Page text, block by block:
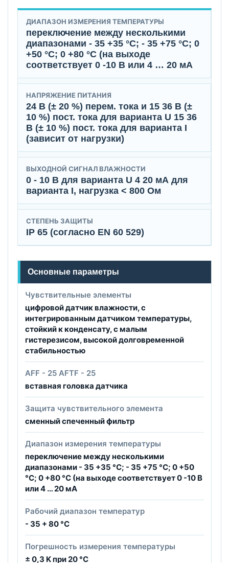
ДИАПАЗОН ИЗМЕРЕНИЯ ТЕМПЕРАТУРЫ
переключение между несколькими
диапазонами - 35 +35 °C; - 35 +75 °C; 0
+50 °C; 0 +80 °C (на выходе
соответствует 0 -10 B или 4 … 20 мА
НАПРЯЖЕНИЕ ПИТАНИЯ
24 B (± 20 %) перем. тока и 15 36 В (±
10 %) пост. тока для варианта U 15 36
В (± 10 %) пост. тока для варианта I
(зависит от нагрузки)
ВЫХОДНОЙ СИГНАЛ ВЛАЖНОСТИ
0 - 10 В для варианта U 4 20 мА для
варианта I, нагрузка < 800 Ом
СТЕПЕНЬ ЗАЩИТЫ
IP 65 (согласно EN 60 529)
Основные параметры
Чувствительные элементы
цифровой датчик влажности, с
интегрированным датчиком температуры,
стойкий к конденсату, с малым
гистерезисом, высокой долговременной
стабильностью
AFF - 25 AFTF - 25
вставная головка датчика
Защита чувствительного элемента
сменный спеченный фильтр
Диапазон измерения температуры
переключение между несколькими
диапазонами - 35 +35 °C; - 35 +75 °C; 0 +50
°C; 0 +80 °C (на выходе соответствует 0 -10 B
или 4 … 20 мА
Рабочий диапазон температур
- 35 + 80 °C
Погрешность измерения температуры
± 0,3 K при 20 °C